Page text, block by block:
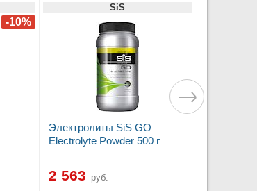
SiS
Электролиты SiS GO
Electrolyte Powder 500 г
2 563 руб.